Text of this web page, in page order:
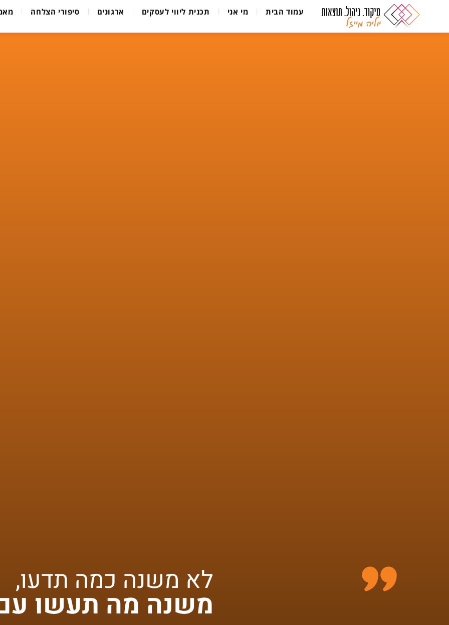
עמוד הבית מי אני תכנית ליווי לעסקים ארגונים סיפורי הצלחה
לא משנה כמה תדעו,
משנה מה תעשו